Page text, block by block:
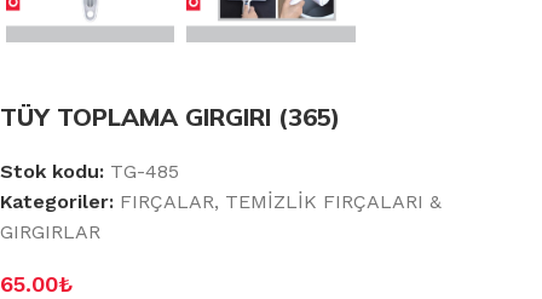
TÜY TOPLAMA GIRGIRI (365)
Stok kodu: TG-485
Kategoriler: FIRÇALAR, TEMİZLİK FIRÇALARI &
GIRGIRLAR
65.00₺